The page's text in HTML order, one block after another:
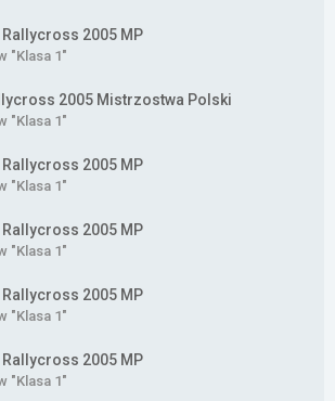
Rallycross 2005 MP
"Klasa 1"
2005 Mistrzostwa Polski
"Klasa 1"
Rallycross 2005 MP
"Klasa 1"
Rallycross 2005 MP
"Klasa 1"
Rallycross 2005 MP
"Klasa 1"
Rallycross 2005 MP
"Klasa 1"